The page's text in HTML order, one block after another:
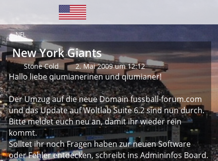
NFL
New York Giants
Stone Cold 2. Mai 2009 um 12:12
Hallo liebe qiumianerinen und qiumianer!
Der Umzug auf die neue Domain fussball-forum.com
und das Update auf Woltlab Suite 6.2 sind nun durch.
Bitte meldet euch neu an, damit ihr wieder rein
kommt.
Solltet ihr noch Fragen haben zur neuen Software
oder Fehler entdecken, schreibt ins Admininfos Board.